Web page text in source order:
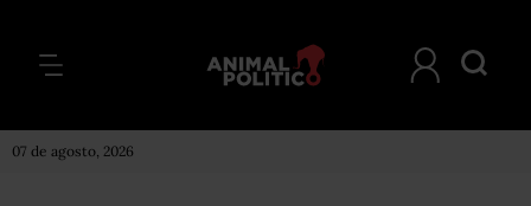
07 de agosto, 2026